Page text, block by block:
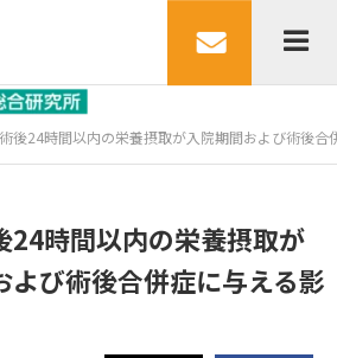
後24時間以内の栄養摂取が入院期間および術後合
24時間以内の栄養摂取が
よび術後合併症に与える影